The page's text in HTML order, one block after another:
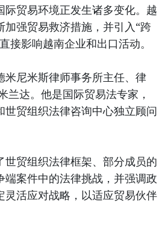
际贸易环境正发生诸多变化。越
强贸易救济措施，并引入“跨
接影响越南企业和出口活动。
米尼米斯律师事务所主任、律
兰达。他是国际贸易法专家，
世贸组织法律咨询中心独立顾问
世贸组织法律框架、部分成员的
端案件中的法律挑战，并强调政
灵活应对战略，以适应贸易伙伴